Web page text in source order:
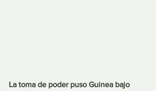
La toma de poder puso Guinea bajo